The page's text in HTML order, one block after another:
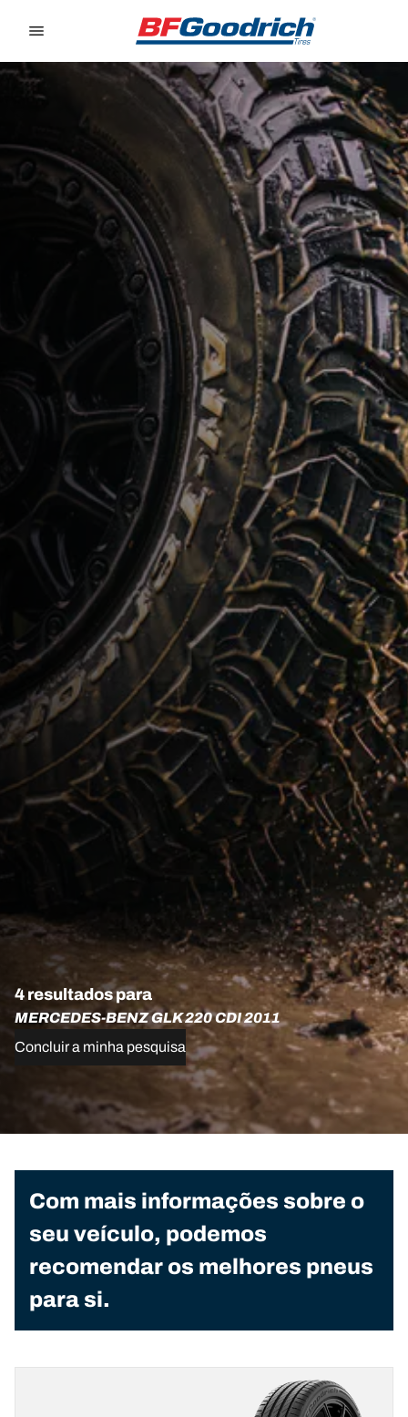
4 resultados para
MERCEDES-BENZ GLK 220 CDI 2011
Concluir a minha pesquisa
Com mais informações sobre o
seu veículo, podemos
recomendar os melhores pneus
para si.